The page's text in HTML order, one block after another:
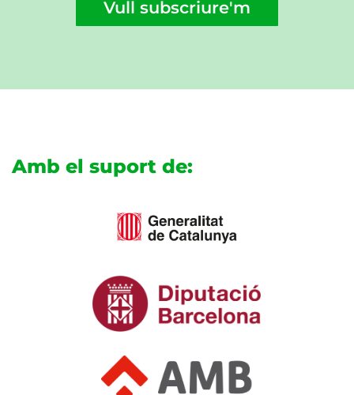
Vull subscriure'm
Amb el suport de: